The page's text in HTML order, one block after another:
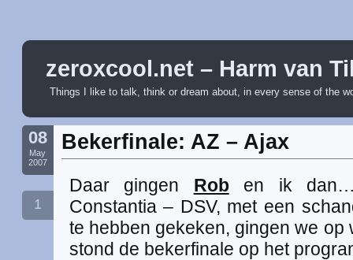
zeroxcool.net – Harm van
Things I like to talk, think or dream about, in every sense of the
08
May
2007
1
Bekerfinale: AZ – Ajax
Daar gingen Rob en ik
Constantia – DSV, met een
te hebben gekeken, gingen we op
stond de bekerfinale op het